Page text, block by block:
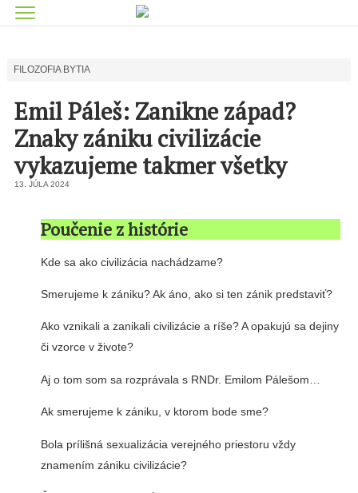
FILOZOFIA BYTIA
Emil Páleš: Zanikne západ?
Znaky zániku civilizácie
vykazujeme takmer všetky
13. JÚLA 2024
Poučenie z histórie
Kde sa ako civilizácia nachádzame?
Smerujeme k zániku? Ak áno, ako si ten zánik predstaviť?
Ako vznikali a zanikali civilizácie a ríše? A opakujú sa dejiny
či vzorce v živote?
Aj o tom som sa rozprávala s RNDr. Emilom Pálešom…
Ak smerujeme k zániku, v ktorom bode sme?
Bola prílišná sexualizácia verejného priestoru vždy
znamením zániku civilizácie?